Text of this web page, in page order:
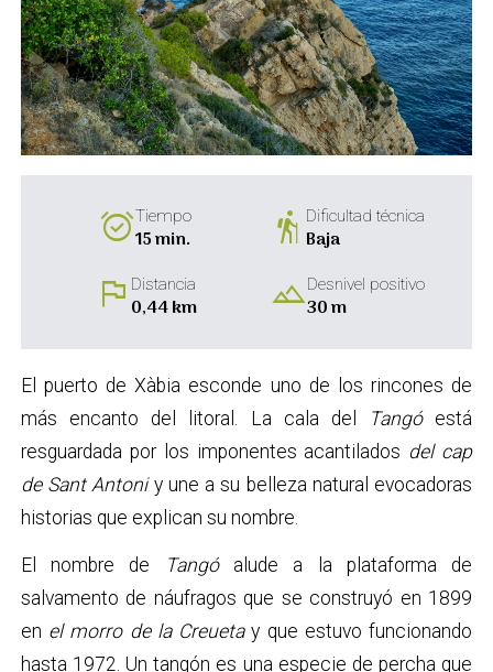
alarm_onTiempo
15 min. hikingDificultad técnica
Baja
flag Distancia
0,44 km landscapeDesnivel positivo
30 m
El puerto de Xàbia esconde uno de los rincones de
más encanto del litoral. La cala del
Tangóestá
resguardada por los imponentes acantilados del cap
de Sant Antoniy une a su belleza natural evocadoras
historias que explican su nombre.
El nombre de Tangóalude a la plataforma de
salvamento de náufragos que se construyó en 1899
en el morro de la Creuetay que estuvo funcionando
hasta 1972. Un tangón es una especie de percha que